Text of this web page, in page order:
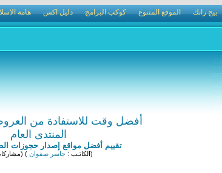
بيج رانك الموقع المتنوع كوكب البرامج دليل اكس هامة
أفضل وقت للاستفادة من
المنتدى العام
تقييم أفضل مواقع إصدار حجوزات
(الكاتـب : جاسر صفوان ) (مشاركات